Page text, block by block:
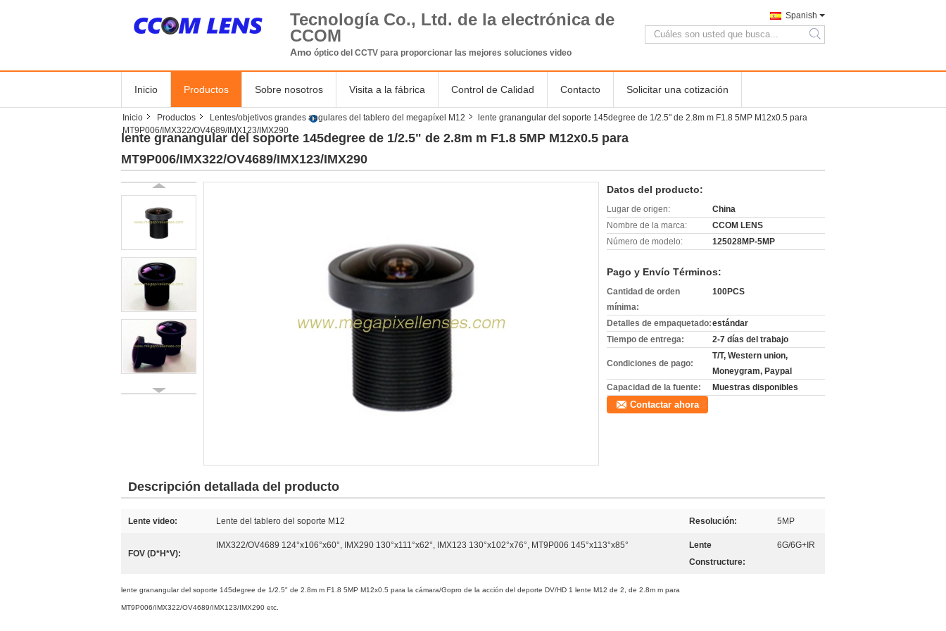
Tecnología Co., Ltd. de la electrónica de
CCOM
Amo óptico del CCTV para proporcionar las mejores soluciones video
Spanish
search
Inicio Productos Sobre nosotros Visita a la fábrica Control de Calidad Contacto Solicitar una cotización
Inicio Productos Lentes/objetivos grandes angulares del tablero del megapíxel M12
lente granangular del soporte 145degree de 1/2.5" de 2.8m m F1.8 5MP M12x0.5 para
MT9P006/IMX322/OV4689/IMX123/IMX290
lente granangular del soporte 145degree de 1/2.5" de 2.8m m F1.8 5MP M12x0.5 para
MT9P006/IMX322/OV4689/IMX123/IMX290
Datos del producto:
Lugar de origen:
China
Nombre de la marca:
CCOM LENS
Número de modelo:
125028MP-5MP
Pago y Envío Términos:
Cantidad de orden
mínima:
100PCS
Detalles de empaquetado:estándar
Tiempo de entrega:
2-7 días del trabajo
Condiciones de pago:
T/T, Western union,
Moneygram, Paypal
Capacidad de la fuente:
Muestras disponibles
Contactar ahora
Descripción detallada del producto
Lente video: Lente del tablero del soporte M12 Resolución: 5MP
FOV (D*H*V):
IMX322/OV4689 124°x106°x60°, IMX290 130°x111°x62°, IMX123 130°x102°x76°, MT9P006 145°x113°x85°
Lente
Constructure:
6G/6G+IR
lente granangular del soporte 145degree de 1/2.5" de 2.8m m F1.8 5MP M12x0.5 para la cámara/Gopro de la acción del deporte DV/HD 1 lente M12 de 2, de 2.8m m para
MT9P006/IMX322/OV4689/IMX123/IMX290 etc.